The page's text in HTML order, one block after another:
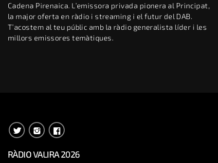
Cadena Pirenaica. L’emissora privada pionera al Principat,
la major oferta en ràdio i streaming i el futur del DAB.
T’acostem al teu públic amb la ràdio generalista líder i les
millors emissores temàtiques.
RÀDIO VALIRA 2026